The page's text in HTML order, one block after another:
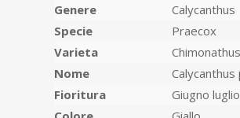
Genere
Calycanthus
Specie
Praecox
Varieta
Nome
Fioritura
Giugno